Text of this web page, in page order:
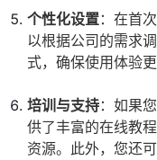
个性化设置：在首
以根据公司的需求
式，确保使用体验更
培训与支持：如果
供了丰富的在线教
资源。此外，您还